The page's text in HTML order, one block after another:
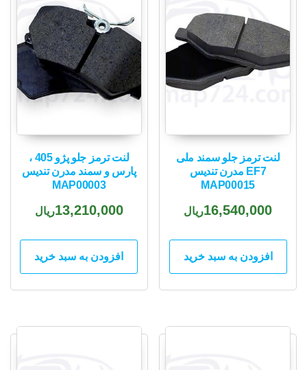
لنت ترمز جلو سمند ملی
EF7 مدرن تندیس
MAP00015
16,540,000ریال
افزودن به سبد خرید
لنت ترمز جلو پژو 405 ،
پارس و سمند مدرن تندیس
MAP00003
13,210,000ریال
افزودن به سبد خرید